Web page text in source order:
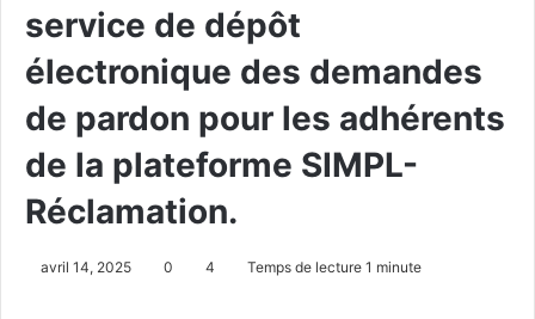
service de dépôt
électronique des demandes
de pardon pour les adhérents
de la plateforme SIMPL-
Réclamation.
avril 14, 2025 0 4 Temps de lecture 1 minute